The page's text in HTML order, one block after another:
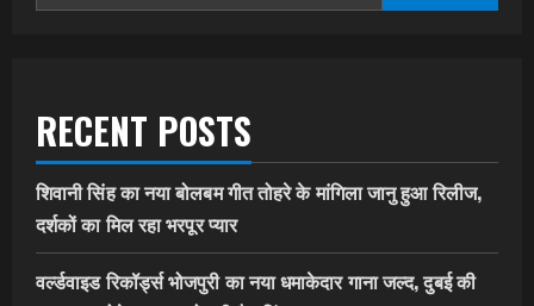
जो
जनवरी
भोजपुरी
सिनेमा
टीवी
चैनल
पर
होगी
रिलीज
RECENT POSTS
शिवानी सिंह का नया बोलबम गीत तोहरे के मांगिला जानु हुआ रिलीज,
दर्शकों का मिल रहा भरपूर प्यार
वर्ल्डवाइड रिकॉर्ड्स भोजपुरी का नया धमाकेदार गाना जल्द, दुबई की